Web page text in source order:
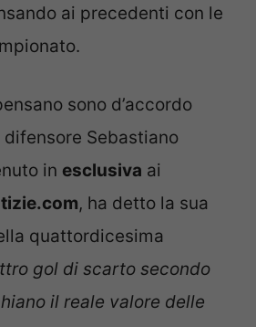
ai precedenti con le
sono d’accordo
difensore Sebastiano
in esclusiva ai
, ha detto la sua
quattordicesima
gol di scarto secondo
il reale valore delle